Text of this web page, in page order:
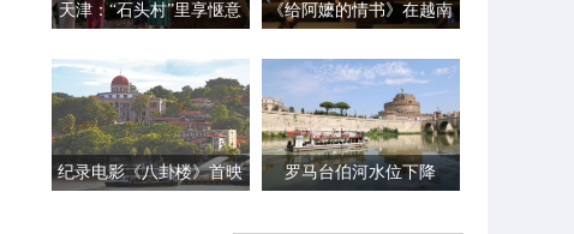
天津：“石头村”里享惬意
《给阿嬷的情书》在越南
纪录电影《八卦楼》首映 罗马台伯河水位下降